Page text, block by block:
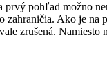
prvý pohľad možno
Ako je
zrušená.